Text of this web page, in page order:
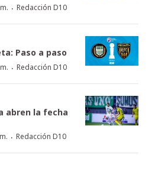
· Redacción D10
Paso a paso
· Redacción D10
abren la fecha
· Redacción D10